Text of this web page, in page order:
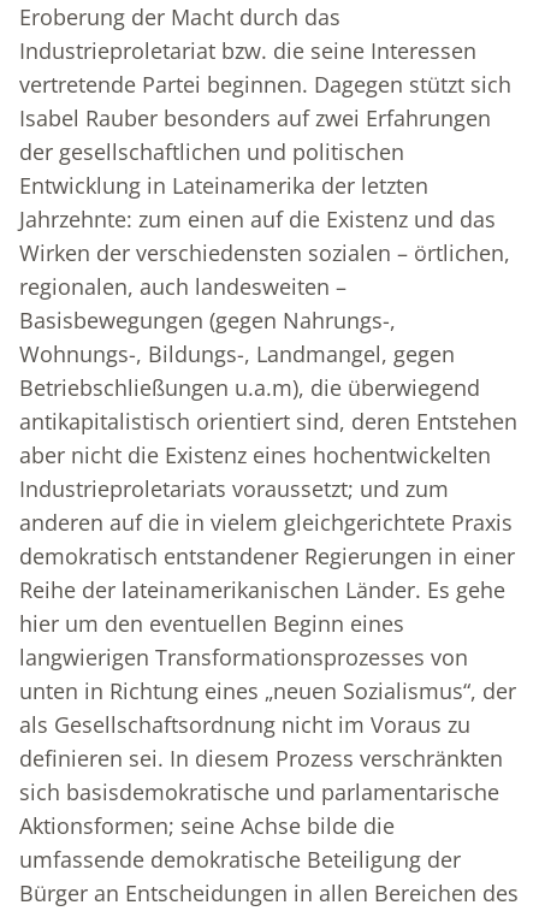
Eroberung der Macht durch das
Industrieproletariat bzw. die seine Interessen
vertretende Partei beginnen. Dagegen stützt sich
Isabel Rauber besonders auf zwei Erfahrungen
der gesellschaftlichen und politischen
Entwicklung in Lateinamerika der letzten
Jahrzehnte: zum einen auf die Existenz und das
Wirken der verschiedensten sozialen – örtlichen,
regionalen, auch landesweiten –
Basisbewegungen (gegen Nahrungs-,
Wohnungs-, Bildungs-, Landmangel, gegen
Betriebschließungen u.a.m), die überwiegend
antikapitalistisch orientiert sind, deren Entstehen
aber nicht die Existenz eines hochentwickelten
Industrieproletariats voraussetzt; und zum
anderen auf die in vielem gleichgerichtete Praxis
demokratisch entstandener Regierungen in einer
Reihe der lateinamerikanischen Länder. Es gehe
hier um den eventuellen Beginn eines
langwierigen Transformationsprozesses von
unten in Richtung eines „neuen Sozialismus“, der
als Gesellschaftsordnung nicht im Voraus zu
definieren sei. In diesem Prozess verschränkten
sich basisdemokratische und parlamentarische
Aktionsformen; seine Achse bilde die
umfassende demokratische Beteiligung der
Bürger an Entscheidungen in allen Bereichen des